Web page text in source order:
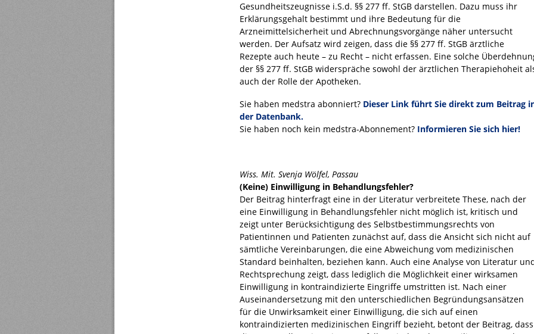
Gesundheitszeugnisse i.S.d. §§ 277 ff. StGB darstellen. Dazu muss ihr
Erklärungsgehalt bestimmt und ihre Bedeutung für die
Arzneimittelsicherheit und Abrechnungsvorgänge näher untersucht
werden. Der Aufsatz wird zeigen, dass die §§ 277 ff. StGB ärztliche
Rezepte auch heute – zu Recht – nicht erfassen. Eine solche
der §§ 277 ff. StGB widerspräche sowohl der ärztlichen Therapiehoheit
auch der Rolle der Apotheken.
Sie haben medstra abonniert? Dieser Link führt Sie direkt zum Beitrag
der Datenbank.
Sie haben noch kein medstra-Abonnement? Informieren Sie sich hier!
Wiss. Mit. Svenja Wölfel, Passau
(Keine) Einwilligung in Behandlungsfehler?
Der Beitrag hinterfragt eine in der Literatur verbreitete These, nach der
eine Einwilligung in Behandlungsfehler nicht möglich ist, kritisch und
zeigt unter Berücksichtigung des Selbstbestimmungsrechts von
Patientinnen und Patienten zunächst auf, dass die Ansicht sich nicht auf
sämtliche Vereinbarungen, die eine Abweichung vom medizinischen
Standard beinhalten, beziehen kann. Auch eine Analyse von Literatur
Rechtsprechung zeigt, dass lediglich die Möglichkeit einer wirksamen
Einwilligung in kontraindizierte Eingriffe umstritten ist. Nach einer
Auseinandersetzung mit den unterschiedlichen Begründungsansätzen
für die Unwirksamkeit einer Einwilligung, die sich auf einen
kontraindizierten medizinischen Eingriff bezieht, betont der Beitrag, dass